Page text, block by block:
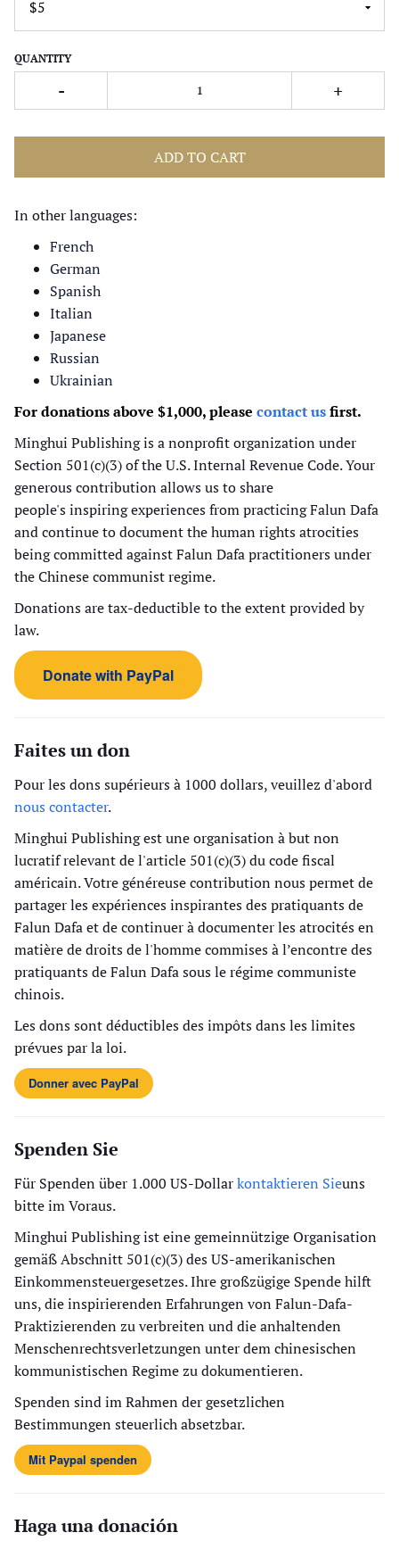
QUANTITY
- +
ADD TO CART
In other languages:
French
German
Spanish
Italian
Japanese
Russian
Ukrainian
For donations above $1,000, please contact usfirst.
Minghui Publishing is a nonprofit organization under
Section 501(c)(3) of the U.S. Internal Revenue Code. Your
generous contribution allows us to share
people's inspiring experiences from practicing Falun Dafa
and continue to document the human rights atrocities
being committed against Falun Dafa practitioners under
the Chinese communist regime.
Donations are tax-deductible to the extent provided by
law.
Donate with PayPal
Faites un don
Pour les dons supérieurs à 1000 dollars, veuillez d'abord
nous contacter.
Minghui Publishing est une organisation à but non
lucratif relevant de l'article 501(c)(3) du code fiscal
américain. Votre généreuse contribution nous permet de
partager les expériences inspirantes des pratiquants de
Falun Dafa et de continuer à documenter les atrocités en
matière de droits de l'homme commises à l’encontre des
pratiquants de Falun Dafa sous le régime communiste
chinois.
Les dons sont déductibles des impôts dans les limites
prévues par la loi.
Donner avec PayPal
Spenden Sie
Für Spenden über 1.000 US-Dollarkontaktieren Sieuns
bitte im Voraus.
Minghui Publishing ist eine gemeinnützige Organisation
gemäß Abschnitt 501(c)(3) des US-amerikanischen
Einkommensteuergesetzes. Ihre großzügige Spende hilft
uns, die inspirierenden Erfahrungen von Falun-Dafa-
Praktizierenden zu verbreiten und die anhaltenden
Menschenrechtsverletzungen unter dem chinesischen
kommunistischen Regime zu dokumentieren.
Spenden sind im Rahmen der gesetzlichen
Bestimmungen steuerlich absetzbar.
Mit Paypal spenden
Haga una donación